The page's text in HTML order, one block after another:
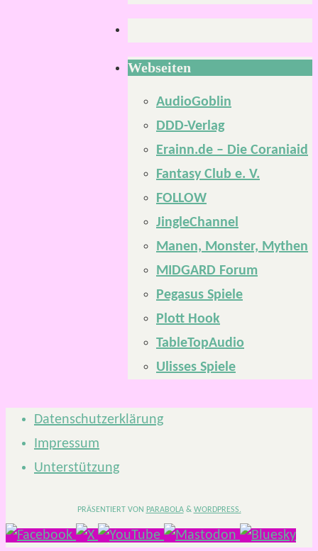
Webseiten
AudioGoblin
DDD-Verlag
Erainn.de – Die Coraniaid
Fantasy Club e. V.
FOLLOW
JingleChannel
Manen, Monster, Mythen
MIDGARD Forum
Pegasus Spiele
Plott Hook
TableTopAudio
Ulisses Spiele
Datenschutzerklärung
Impressum
Unterstützung
PRÄSENTIERT VON PARABOLA& WORDPRESS.